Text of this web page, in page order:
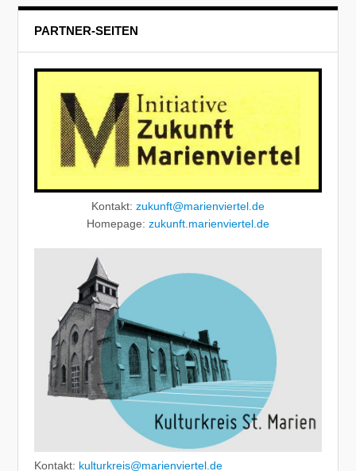
PARTNER-SEITEN
Kontakt: zukunft@marienviertel.de
Homepage: zukunft.marienviertel.de
Kontakt: kulturkreis@marienviertel.de